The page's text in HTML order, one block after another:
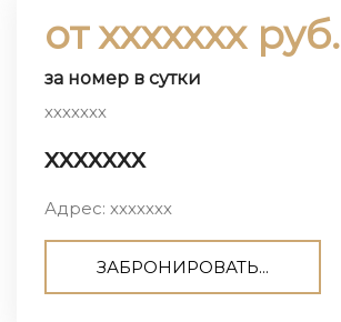
от ххххххх руб.
за номер в сутки
ххххххх
ххххххх
Адрес: ххххххх
ЗАБРОНИРОВАТЬ...